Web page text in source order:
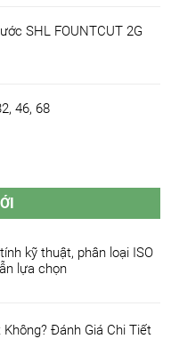
SHL FOUNTCUT 2G
46, 68
kỹ thuật, phân loại ISO
lựa chọn
Đánh Giá Chi Tiết